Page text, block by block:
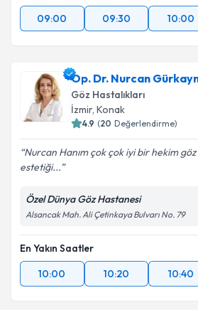
09:00
09:30 10:00
Op. Dr. Nurcan
Göz Hastalıkları
İzmir, Konak
4.9 (20 Değerlendirme)
Nurcan Hanım çok çok iyi bir hekim göz
estetiği...
Özel Dünya Göz Hastanesi
Alsancak Mah. Ali Çetinkaya Bulvarı No. 79
En Yakın Saatler
10:00
10:20 10:40